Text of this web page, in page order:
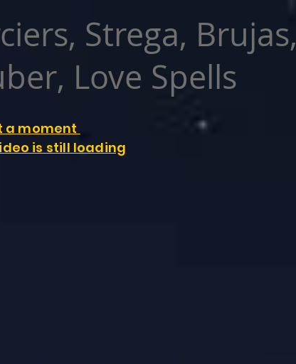
Strega, Brujas,
Love Spells
a moment
is still loading